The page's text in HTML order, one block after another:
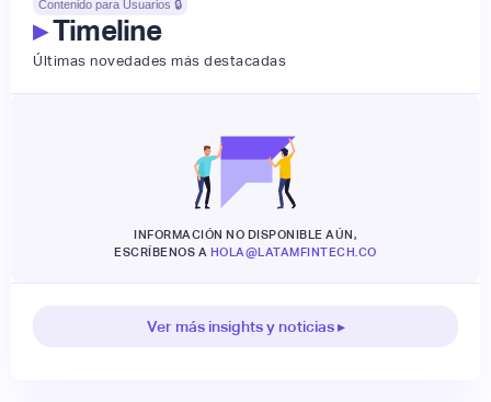
Contenido para Usuarios 🔒
▸Timeline
Últimas novedades más destacadas
INFORMACIÓN NO DISPONIBLE AÚN,
ESCRÍBENOS A HOLA@LATAMFINTECH.CO
Ver más insights y noticias ▸